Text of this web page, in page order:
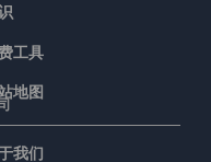
工具
地图
我们